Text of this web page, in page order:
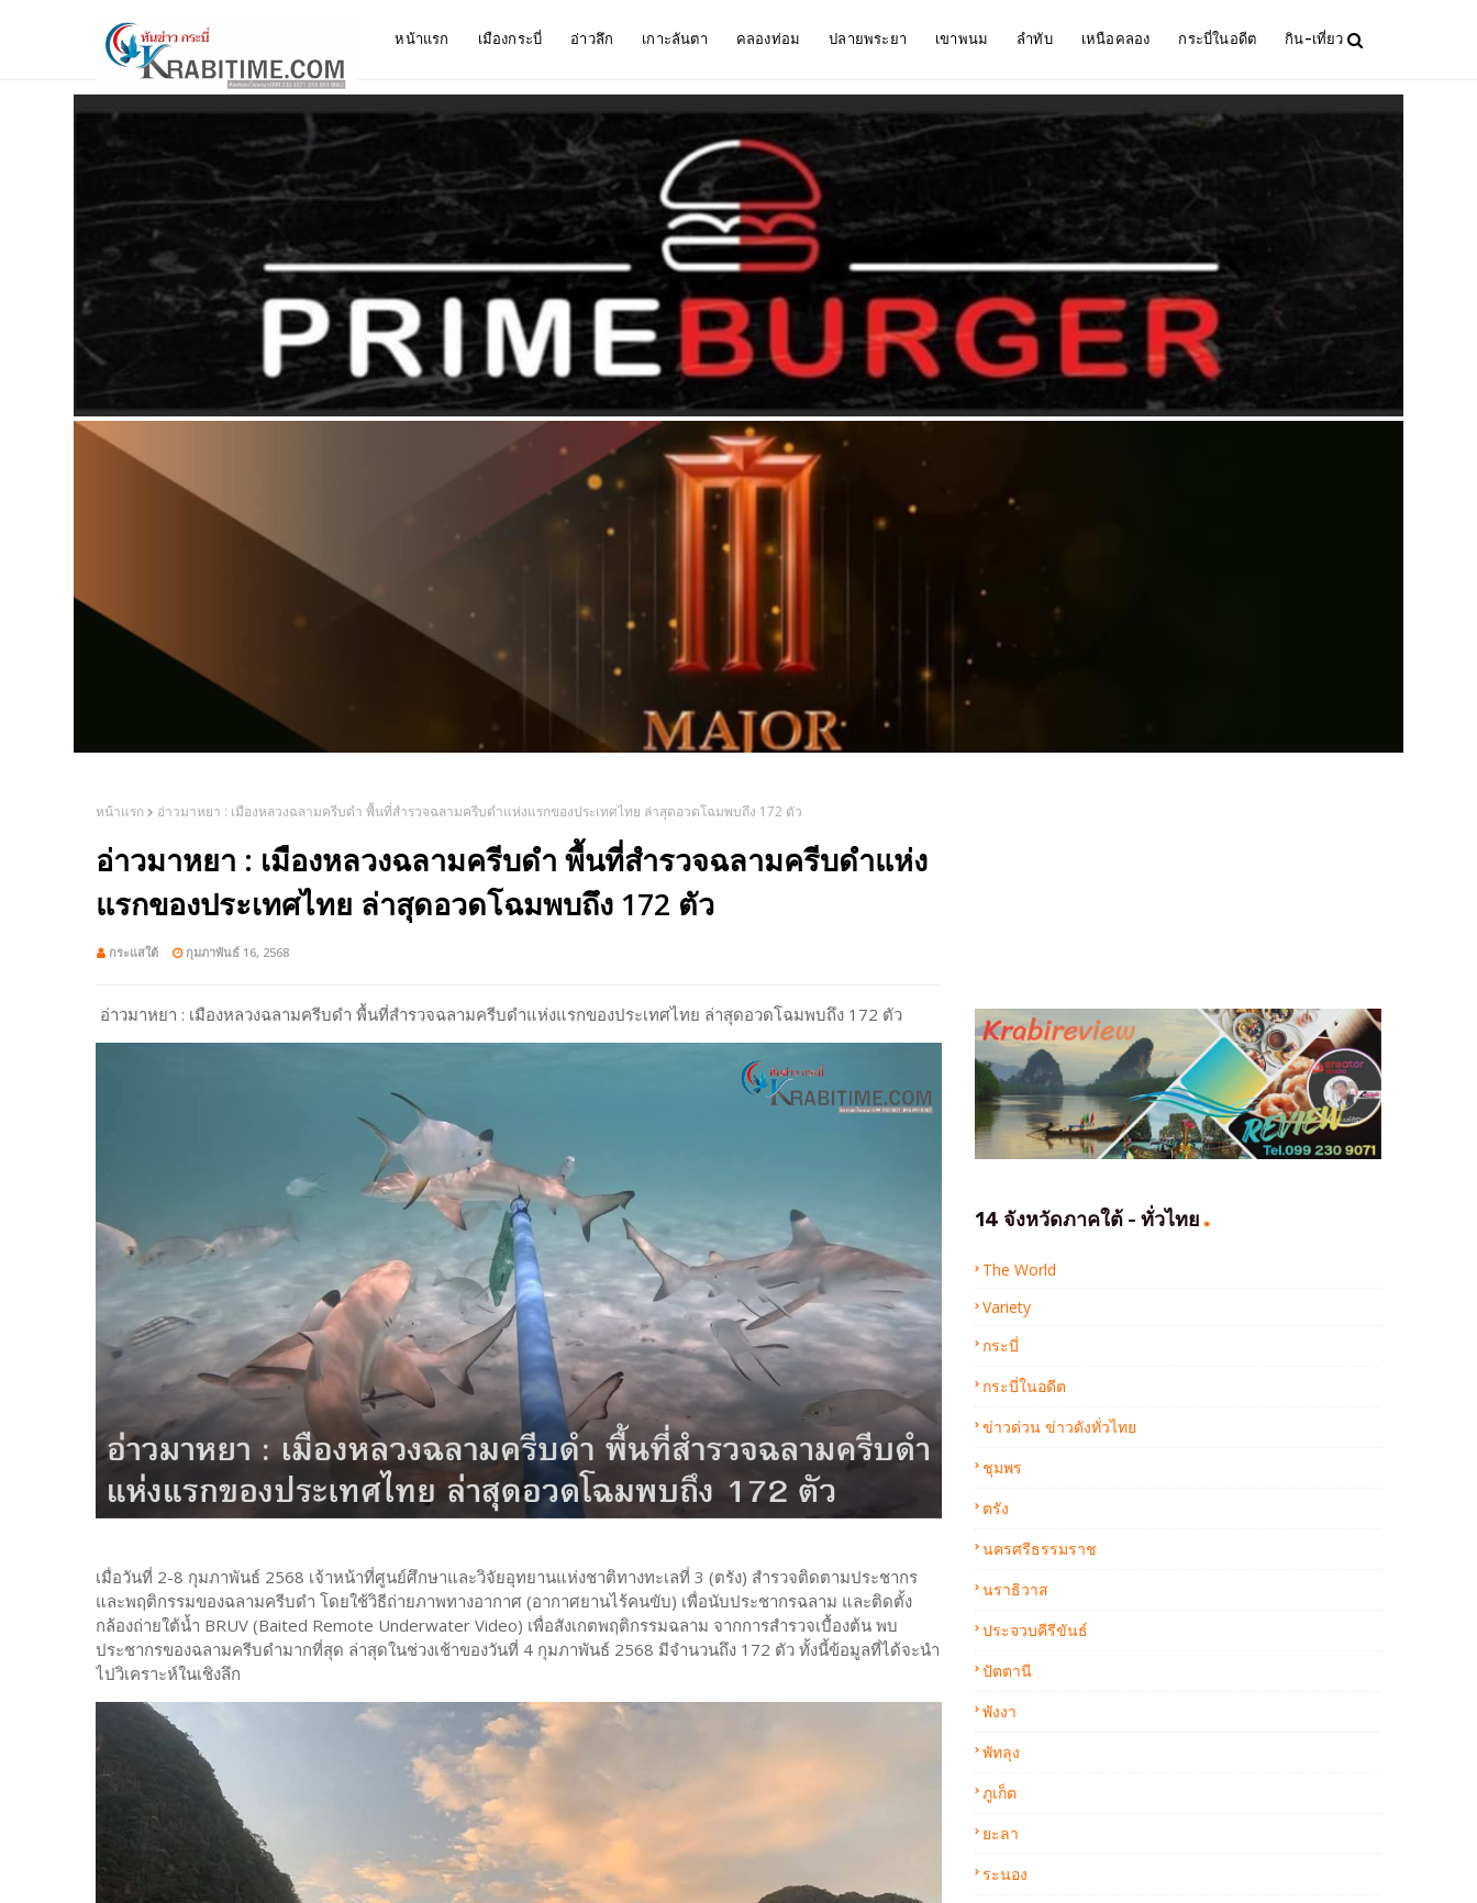
หน้าแรก เมืองกระบี่ อ่าวลึก เกาะลันตา คลองท่อม ปลายพระยา เขาพนม ลำทับ เหนือคลอง กระบี่ในอดีต กิน-เที่ยว
หน้าแรก อ่าวมาหยา : เมืองหลวงฉลามครีบดำ พื้นที่สำรวจฉลามครีบดำแห่งแรกของประเทศไทย ล่าสุดอวดโฉมพบถึง 172 ตัว
อ่าวมาหยา : เมืองหลวงฉลามครีบดำ พื้นที่สำรวจฉลามครีบดำแห่ง
แรกของประเทศไทย ล่าสุดอวดโฉมพบถึง 172 ตัว
กระแสใต้ กุมภาพันธ์ 16, 2568
อ่าวมาหยา : เมืองหลวงฉลามครีบดำ พื้นที่สำรวจฉลามครีบดำแห่งแรกของประเทศไทย ล่าสุดอวดโฉมพบถึง 172 ตัว
เมื่อวันที่ 2-8 กุมภาพันธ์ 2568 เจ้าหน้าที่ศูนย์ศึกษาและวิจัยอุทยานแห่งชาติทางทะเลที่ 3 (ตรัง) สำรวจติดตามประชากร
และพฤติกรรมของฉลามครีบดำ โดยใช้วิธีถ่ายภาพทางอากาศ (อากาศยานไร้คนขับ) เพื่อนับประชากรฉลาม และติดตั้ง
กล้องถ่ายใต้น้ำ BRUV (Baited Remote Underwater Video) เพื่อสังเกตพฤติกรรมฉลาม จากการสำรวจเบื้องต้น พบ
ประชากรของฉลามครีบดำมากที่สุด ล่าสุดในช่วงเช้าของวันที่ 4 กุมภาพันธ์ 2568 มีจำนวนถึง 172 ตัว ทั้งนี้ข้อมูลที่ได้จะนำ
ไปวิเคราะห์ในเชิงลึก
14 จังหวัดภาคใต้ - ทั่วไทย
The World
Variety
กระบี่
กระบี่ในอดีต
ข่าวด่วน ข่าวดังทั่วไทย
ชุมพร
ตรัง
นครศรีธรรมราช
นราธิวาส
ประจวบคีรีขันธ์
ปัตตานี
พังงา
พัทลุง
ภูเก็ต
ยะลา
ระนอง